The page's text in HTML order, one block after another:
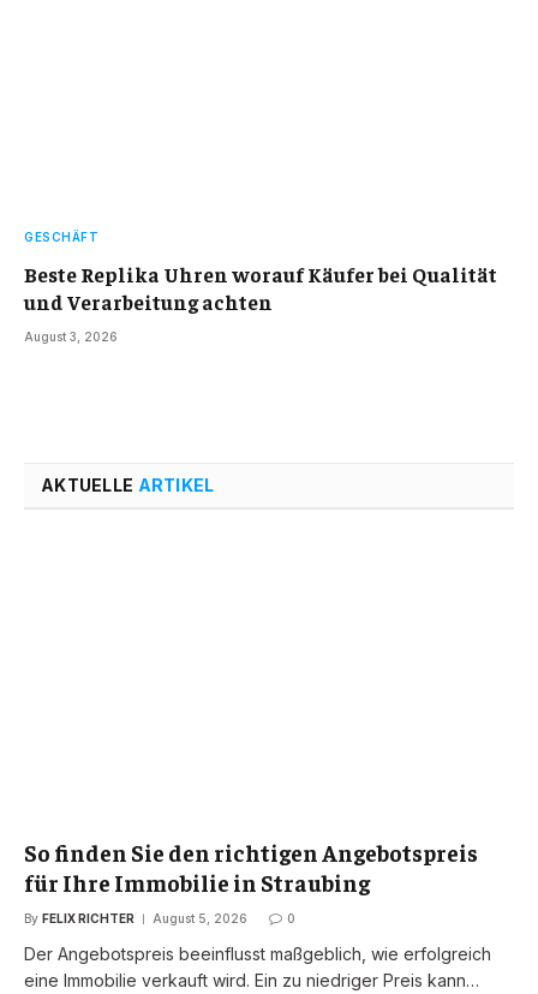
GESCHÄFT
Beste Replika Uhren worauf Käufer bei Qualität
und Verarbeitung achten
August 3, 2026
AKTUELLE ARTIKEL
So finden Sie den richtigen Angebotspreis
für Ihre Immobilie in Straubing
By FELIX RICHTER August 5, 2026 0
Der Angebotspreis beeinflusst maßgeblich, wie erfolgreich
eine Immobilie verkauft wird. Ein zu niedriger Preis kann…